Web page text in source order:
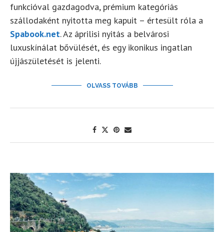
funkcióval gazdagodva, prémium kategóriás
szállodaként nyitotta meg kapuit – értesült róla a
Spabook.net. Az áprilisi nyitás a belvárosi
luxuskínálat bővülését, és egy ikonikus ingatlan
újjászületését is jelenti.
OLVASS TOVÁBB